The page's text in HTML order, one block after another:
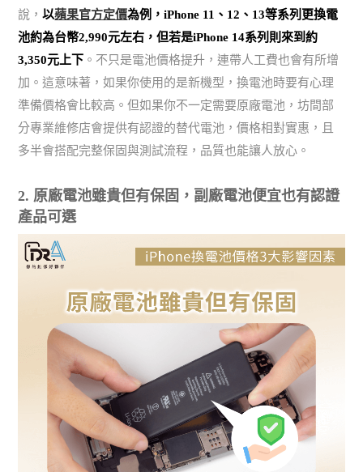
說，以蘋果官方定價為例，iPhone 11、12、13等系列更換電
池約為台幣2,990元左右，但若是iPhone 14系列則來到約
3,350元上下 。不只是電池價格提升，連帶人工費也會有所增
加。這意味著，如果你使用的是新機型，換電池時要有心理
準備價格會比較高。但如果你不一定需要原廠電池，坊間部
分專業維修店會提供有認證的替代電池，價格相對實惠，且
多半會搭配完整保固與測試流程，品質也能讓人放心。
2. 原廠電池雖貴但有保固，副廠電池便宜也有認證
產品可選